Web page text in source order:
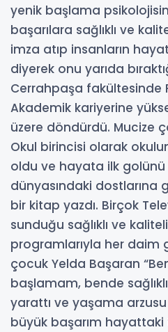
yenik başlama
başarılara sağlıklı ve
imza atıp insanların
diyerek onu yarıda
Cerrahpaşa fakültesinde
Akademik kariyerine
üzere döndürdü. Mucize
Okul birincisi olarak
oldu ve hayata ilk golünü
dünyasındaki dostlarına
bir kitap yazdı. Birçok
sunduğu sağlıklı ve
programlarıyla her daim
çocuk Yelda Başaran
başlamam, bende
yarattı ve yaşama
büyük başarım